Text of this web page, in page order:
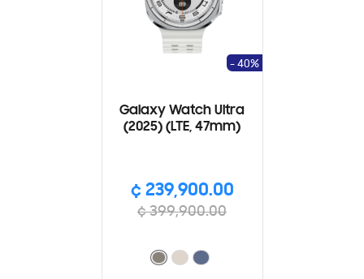
Galaxy Watch Ultra
(2025) (LTE, 47mm)
¢ 239,900.00
¢ 399,900.00
- 40%